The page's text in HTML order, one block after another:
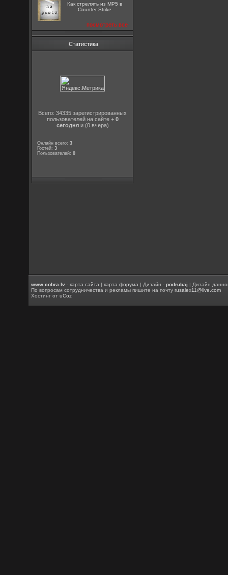
Как стрелять из MP5 в
Counter Strike
посмотреть все
Статистика
Всего: 34335 зарегистрированных
пользователей на сайте + 0
сегодняи (0 вчера)
Онлайн всего:3
Гостей:3
Пользователей:0
www.cobra.lv -карта сайта |карта форума | Дизайн -podrubaj | Дизайн
По вопросам сотрудничества и рекламы пишите на почтуrusalex11@live.com
Хостинг отuCoz